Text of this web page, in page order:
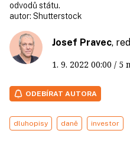
odvodů státu.
autor: Shutterstock
Josef Pravec,
1. 9. 2022 00:00 / 5
ODEBÍRAT AUTORA
dluhopisy daně investor